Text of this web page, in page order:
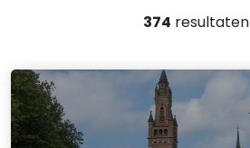
374 resultaten